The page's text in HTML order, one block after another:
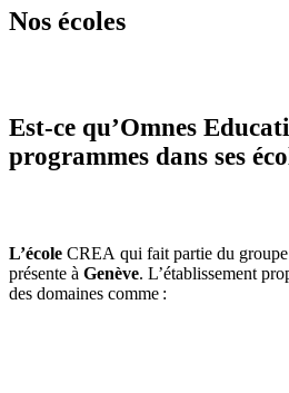
Nos écoles
Est-ce qu’Omnes
programmes dans ses
L’école CREA qui fait partie du
présente à Genève. L’établissement
des domaines comme :